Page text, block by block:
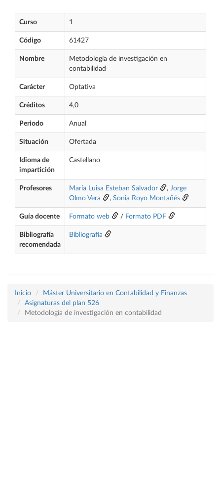
Curso 1
Código 61427
Nombre
Metodología de investigación en
contabilidad
Carácter Optativa
Créditos 4,0
Periodo Anual
Situación Ofertada
Idioma de
impartición
Castellano
Profesores María Luisa Esteban Salvador , Jorge
Olmo Vera
, Sonia Royo Montañés
Guía docente Formato web / Formato PDF
Bibliografía
recomendada
Bibliografía
Inicio
Máster Universitario en Contabilidad y Finanzas
Asignaturas del plan 526
Metodología de investigación en contabilidad